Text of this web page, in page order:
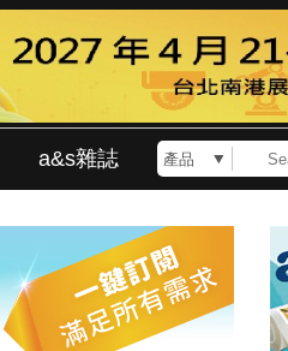
a&s雜誌